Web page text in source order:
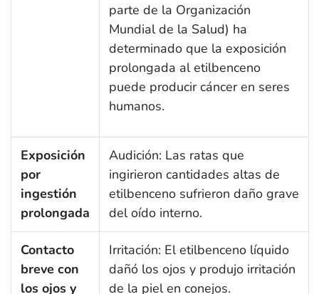
parte de la Organización
Mundial de la Salud) ha
determinado que la exposición
prolongada al etilbenceno
puede producir cáncer en seres
humanos.
Exposición
por
ingestión
prolongada
Audición: Las ratas que
ingirieron cantidades altas de
etilbenceno sufrieron daño grave
del oído interno.
Contacto
breve con
los ojos y
Irritación: El etilbenceno líquido
dañó los ojos y produjo irritación
de la piel en conejos.